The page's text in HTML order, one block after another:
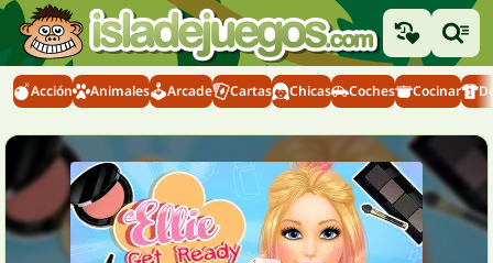
Acción Animales Arcade Cartas Chicas Coches Cocinar